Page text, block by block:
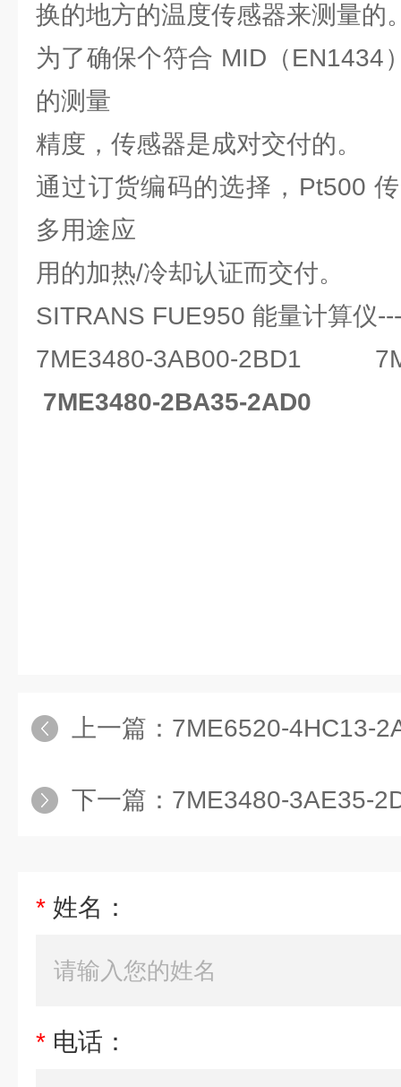
换的地方的温度传感器来测量的
为了确保个符合 MID（EN1434
的测量
精度，传感器是成对交付的。
通过订货编码的选择，Pt500
多用途应
用的加热/冷却认证而交付。
SITRANS FUE950 能量计算仪
7ME3480-3AB00-2BD1
7ME3480-2BA35-2AD0
上一篇： 7ME6520-4HC13-2AA1MAG5100W
下一篇： 7ME3480-3AE35-
* 姓名：
* 电话：